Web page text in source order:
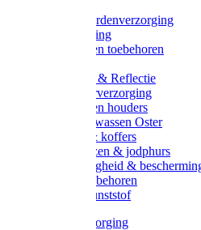
Rapide paardenverzorging
Ruiter kleding
Hoofdstellen toebehoren
Verlichting & Reflectie
Rapide leerverzorging
Likstenen en houders
Poetsen & wassen Oster
Poetssets & koffers
Ruiter laarzen & jodphurs
Ruiter veiligheid &
Ruiter - toebehoren
Voerbak kunststof
Klauwverzorging